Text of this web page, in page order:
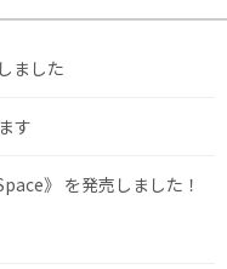
ました
す
》 を発売しました！